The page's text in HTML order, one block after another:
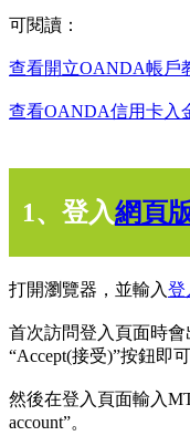
可閱讀：
查看開立OANDA帳戶
查看OANDA信用卡入
1、登入網頁
打開瀏覽器，並輸入登
首次訪問登入頁面時
“Accept(接受)”按鈕即可
然後在登入頁面輸入
account”。